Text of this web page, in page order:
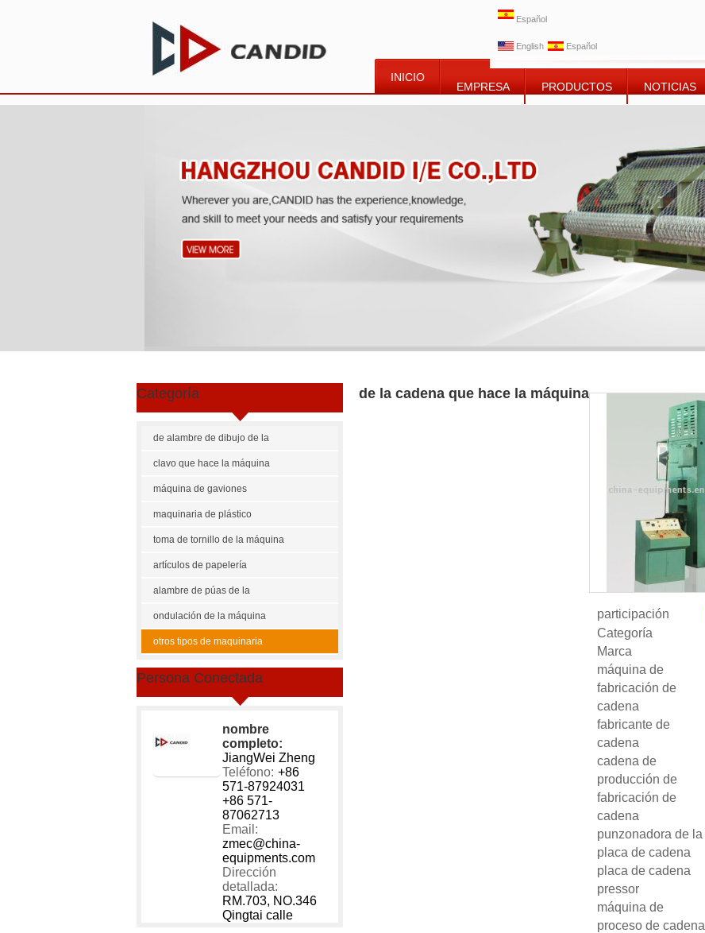
Español
English Español
INICIO
EMPRESA PRODUCTOS NOTICIAS
Categoría
de alambre de dibujo de la
máquina
clavo que hace la máquina
máquina de gaviones
maquinaria de plástico
toma de tornillo de la máquina
artículos de papelería
maquinaria
alambre de púas de la
máquina
ondulación de la máquina
otros tipos de maquinaria
Persona Conectada
nombre
completo:
JiangWei Zheng
Teléfono: +86
571-87924031
+86 571-
87062713
Email:
zmec@china-
equipments.com
Dirección
detallada:
RM.703, NO.346
Qingtai calle
de la cadena que hace la máquina
participación
Categoría
Marca
máquina de
fabricación de
cadena
fabricante de
cadena
cadena de
producción de
fabricación de
cadena
punzonadora de la
placa de cadena
placa de cadena
pressor
máquina de
proceso de cadena